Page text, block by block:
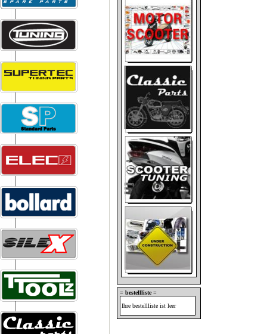
= bestellliste =
Ihre bestellliste ist leer